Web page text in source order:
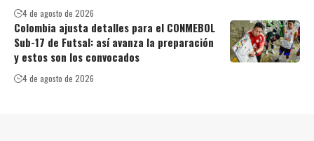
4 de agosto de 2026
Colombia ajusta detalles para el CONMEBOL
Sub-17 de Futsal: así avanza la preparación
y estos son los convocados
4 de agosto de 2026